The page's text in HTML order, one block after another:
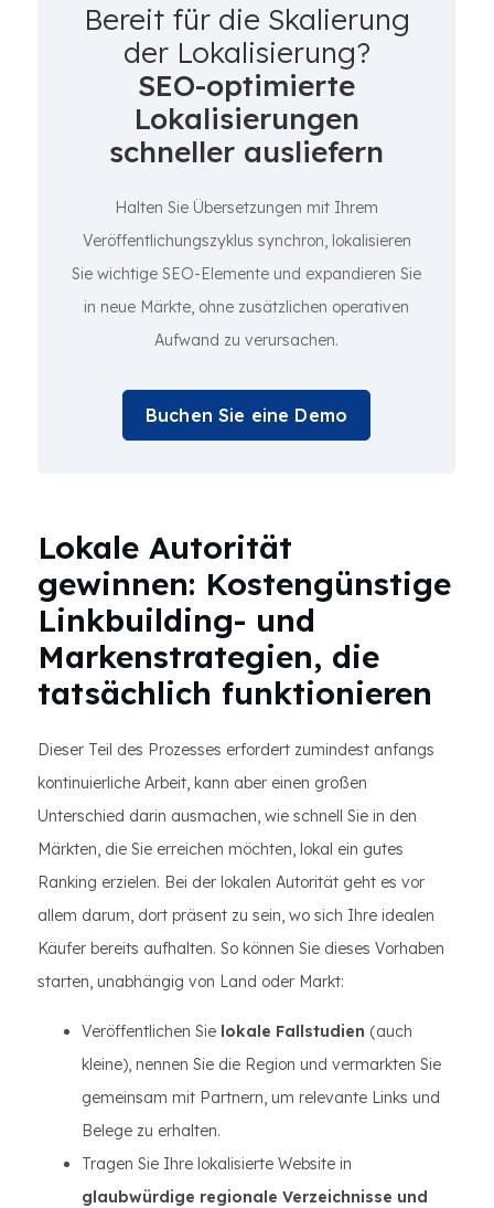
Bereit für die Skalierung
der Lokalisierung?
SEO-optimierte
Lokalisierungen
schneller ausliefern
Halten Sie Übersetzungen mit Ihrem
Veröffentlichungszyklus synchron, lokalisieren
Sie wichtige SEO-Elemente und expandieren Sie
in neue Märkte, ohne zusätzlichen operativen
Aufwand zu verursachen.
Buchen Sie eine Demo
Lokale Autorität
gewinnen: Kostengünstige
Linkbuilding- und
Markenstrategien, die
tatsächlich funktionieren
Dieser Teil des Prozesses erfordert zumindest anfangs
kontinuierliche Arbeit, kann aber einen großen
Unterschied darin ausmachen, wie schnell Sie in den
Märkten, die Sie erreichen möchten, lokal ein gutes
Ranking erzielen. Bei der lokalen Autorität geht es vor
allem darum, dort präsent zu sein, wo sich Ihre idealen
Käufer bereits aufhalten. So können Sie dieses Vorhaben
starten, unabhängig von Land oder Markt:
Veröffentlichen Sie lokale Fallstudien (auch
kleine), nennen Sie die Region und vermarkten Sie
gemeinsam mit Partnern, um relevante Links und
Belege zu erhalten.
Tragen Sie Ihre lokalisierte Website in
glaubwürdige regionale Verzeichnisse und